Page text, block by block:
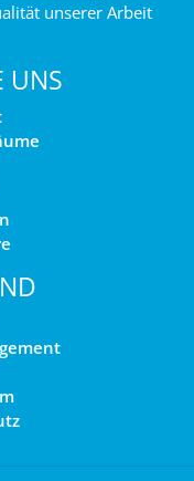
unserer Arbeit
UNS